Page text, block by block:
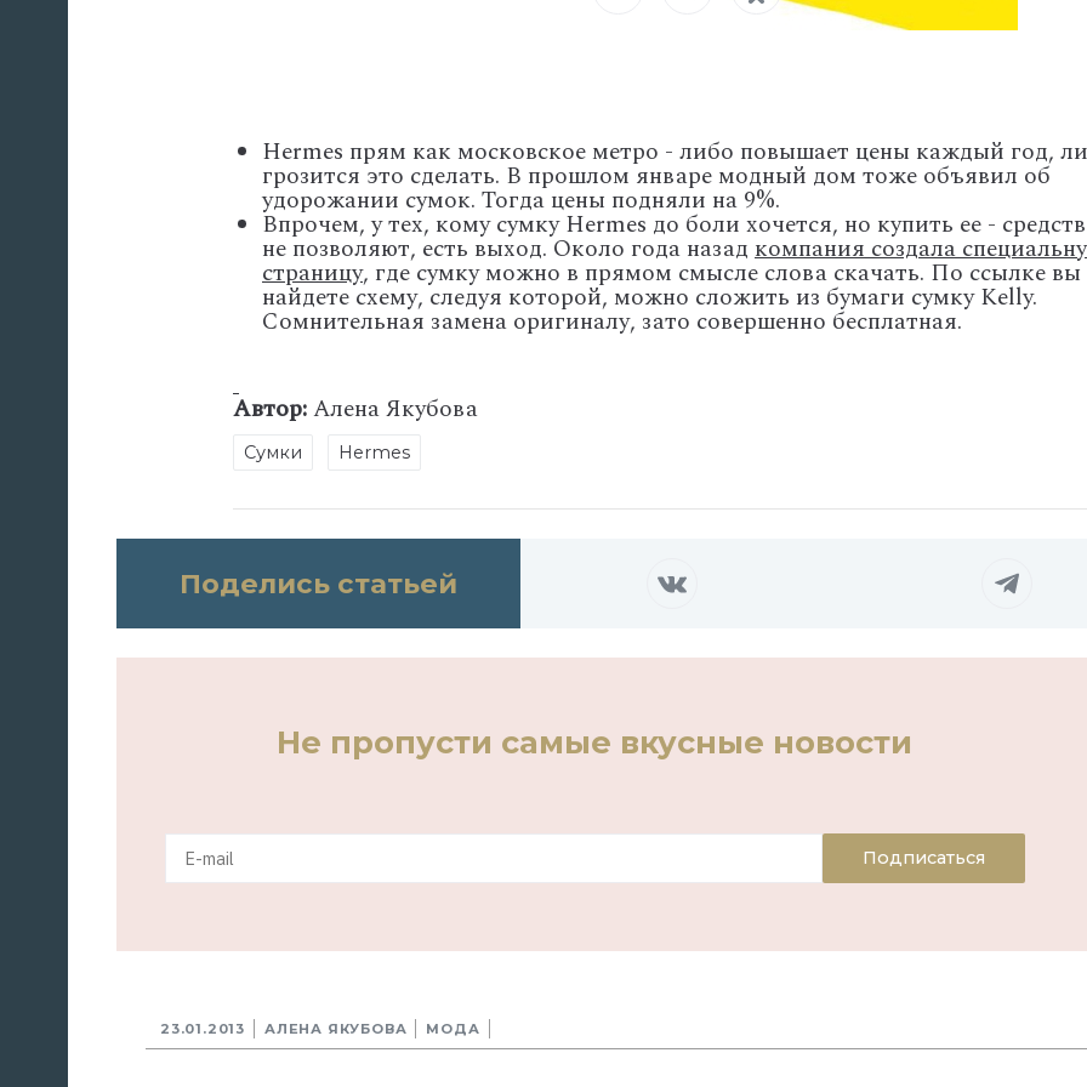
Hermes прям как московское метро - либо повышает цены каждый год,
грозится это сделать. В прошлом январе модный дом тоже объявил об
удорожании сумок. Тогда цены подняли на 9%.
Впрочем, у тех, кому сумку Hermes до боли хочется, но купить ее -
не позволяют, есть выход. Около года назад компания создала
страницу, где сумку можно в прямом смысле слова скачать. По ссылке вы
найдете схему, следуя которой, можно сложить из бумаги сумку Kelly.
Сомнительная замена оригиналу, зато совершенно бесплатная.
Автор:Алена Якубова
Сумки Hermes
Поделись статьей
Не пропусти самые вкусные новости
Подписаться
23.01.2013 АЛЕНА ЯКУБОВА МОДА